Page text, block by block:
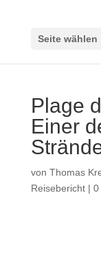
Seite wählen
Plage
Einer
von Thomas
Reisebericht| 0